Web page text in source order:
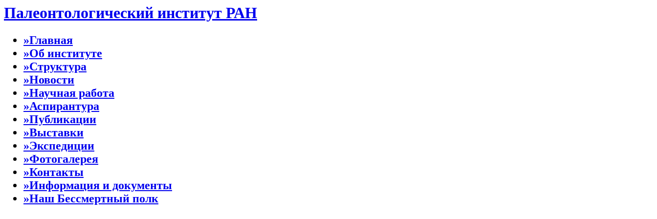
Палеонтологический институт РАН
»Главная
»Об институте
»Структура
»Новости
»Научная работа
»Аспирантура
»Публикации
»Выставки
»Экспедиции
»Фотогалерея
»Контакты
»Информация и документы
»Наш Бессмертный полк